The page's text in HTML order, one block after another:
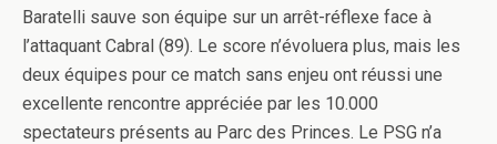
Baratelli sauve son équipe sur un arrêt-réflexe face à
l’attaquant Cabral (89). Le score n’évoluera plus, mais les
deux équipes pour ce match sans enjeu ont réussi une
excellente rencontre appréciée par les 10.000
spectateurs présents au Parc des Princes. Le PSG n’a